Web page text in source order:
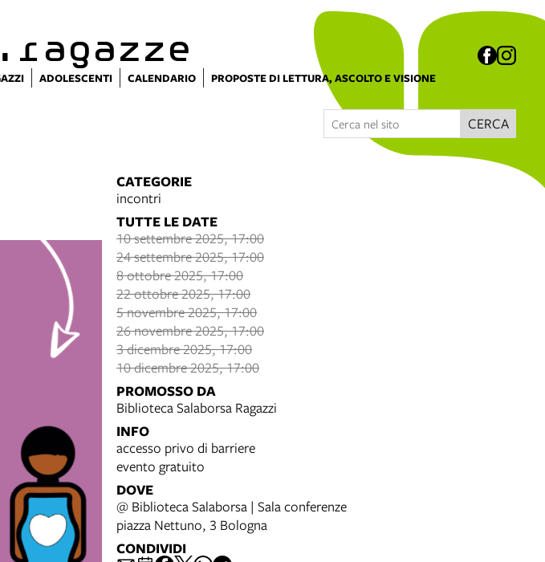
e
ADOLESCENTI CALENDARIO PROPOSTE DI LETTURA, ASCOLTO E VISIONE
CERCA
CATEGORIE
incontri
TUTTE LE DATE
10 settembre 2025, 17:00
24 settembre 2025, 17:00
8 ottobre 2025, 17:00
22 ottobre 2025, 17:00
5 novembre 2025, 17:00
26 novembre 2025, 17:00
3 dicembre 2025, 17:00
10 dicembre 2025, 17:00
PROMOSSO DA
Biblioteca Salaborsa Ragazzi
INFO
accesso privo di barriere
evento gratuito
DOVE
@ Biblioteca Salaborsa | Sala conferenze
piazza Nettuno, 3 Bologna
CONDIVIDI